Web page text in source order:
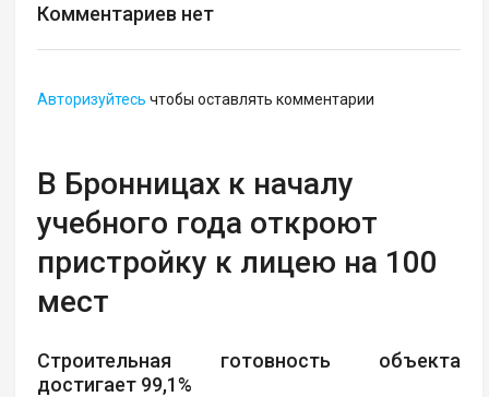
Комментариев нет
Авторизуйтесь чтобы оставлять комментарии
В Бронницах к началу
учебного года откроют
пристройку к лицею на 100
мест
Строительная готовность объекта
достигает 99,1%